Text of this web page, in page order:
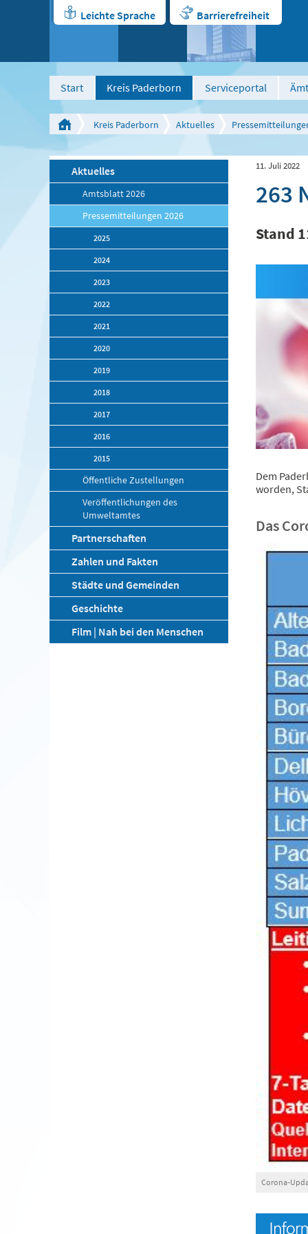
Leichte Sprache Barrierefreiheit
Start Kreis Paderborn Serviceportal
Kreis Paderborn Aktuelles
Aktuelles
Amtsblatt 2026
Pressemitteilungen 2026
2025
2024
2023
2022
2021
2020
2019
2018
2017
2016
2015
Öffentliche Zustellungen
Veröffentlichungen des
Umweltamtes
Partnerschaften
Zahlen und Fakten
Städte und Gemeinden
Geschichte
Film | Nah bei den Menschen
11. Juli 2022
263
Stand
Dem
worden,
Das
Corona-